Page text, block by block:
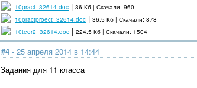
10pract_32614.doc | 36 Кб | Скачали: 960
10practproect_32614.doc | 36.5 Кб | Скачали: 878
10teor2_32614.doc | 224.5 Кб | Скачали: 1504
#4 - 25 апреля 2014 в 14:44
Задания для 11 класса